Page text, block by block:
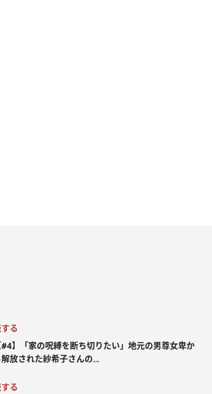
る
#4】「家の呪縛を断ち切りたい」地元の男尊女卑か
解放された紗希子さんの...
る